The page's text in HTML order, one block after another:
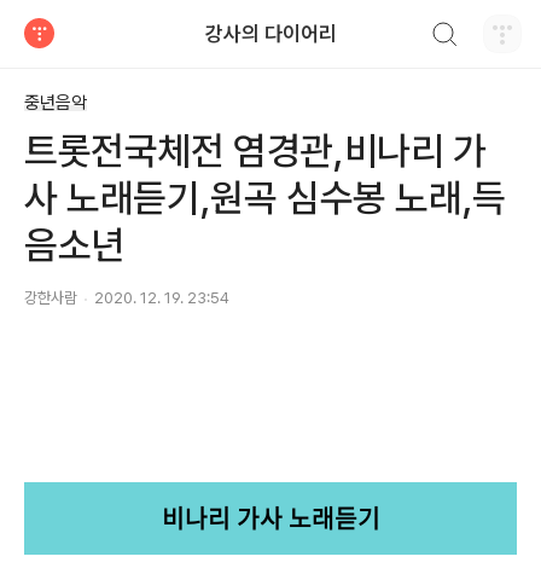
강사의 다이어리
중년음악
트롯전국체전 염경관,비나리 가
사 노래듣기,원곡 심수봉 노래,득
음소년
강한사람 2020. 12. 19. 23:54
비나리 가사 노래듣기